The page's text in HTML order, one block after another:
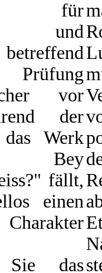
für
und
vor
der
Werk
Bey
fällt,
einen
Charakter
Sie das